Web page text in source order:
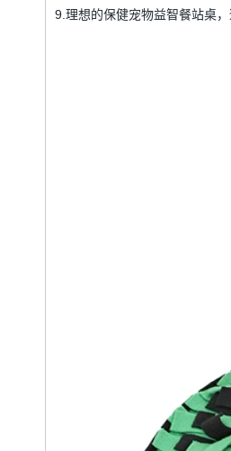
9.理想的保健宠物益智餐站桌，